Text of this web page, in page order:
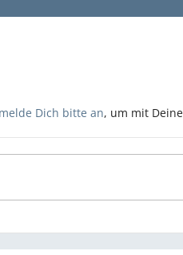
melde Dich bitte an, um mit